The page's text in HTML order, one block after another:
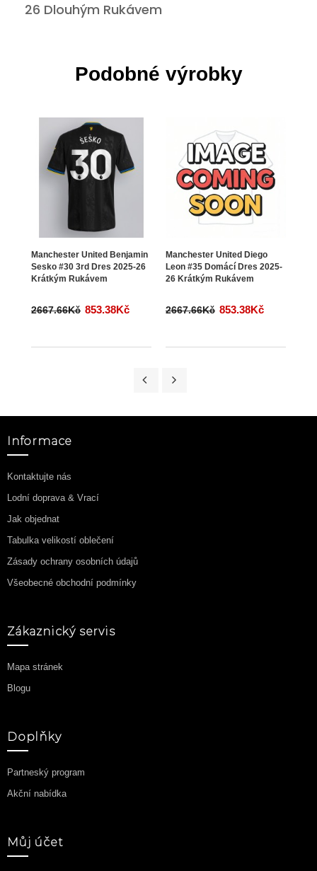
26 Dlouhým Rukávem
Podobné výrobky
Manchester United Benjamin
Sesko #30 3rd Dres 2025-26
Krátkým Rukávem
2667.66Kč 853.38Kč
Manchester United Diego
Leon #35 Domácí Dres 2025-
26 Krátkým Rukávem
2667.66Kč 853.38Kč
Informace
Kontaktujte nás
Lodní doprava & Vrací
Jak objednat
Tabulka velikostí oblečení
Zásady ochrany osobních údajů
Všeobecné obchodní podmínky
Zákaznický servis
Mapa stránek
Blogu
Doplňky
Partneský program
Akční nabídka
Můj účet